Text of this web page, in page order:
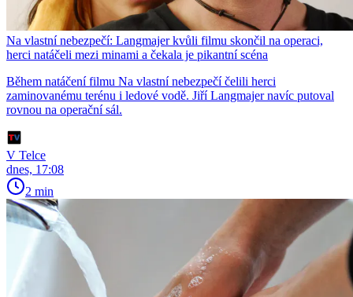
Na vlastní nebezpečí: Langmajer kvůli filmu skončil na operaci,
herci natáčeli mezi minami a čekala je pikantní scéna
Během natáčení filmu Na vlastní nebezpečí čelili herci
zaminovanému terénu i ledové vodě. Jiří Langmajer navíc putoval
rovnou na operační sál.
V Telce
dnes, 17:08
2 min